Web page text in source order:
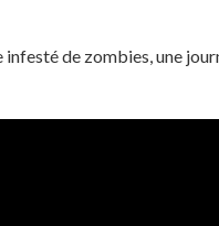
de zombies, une